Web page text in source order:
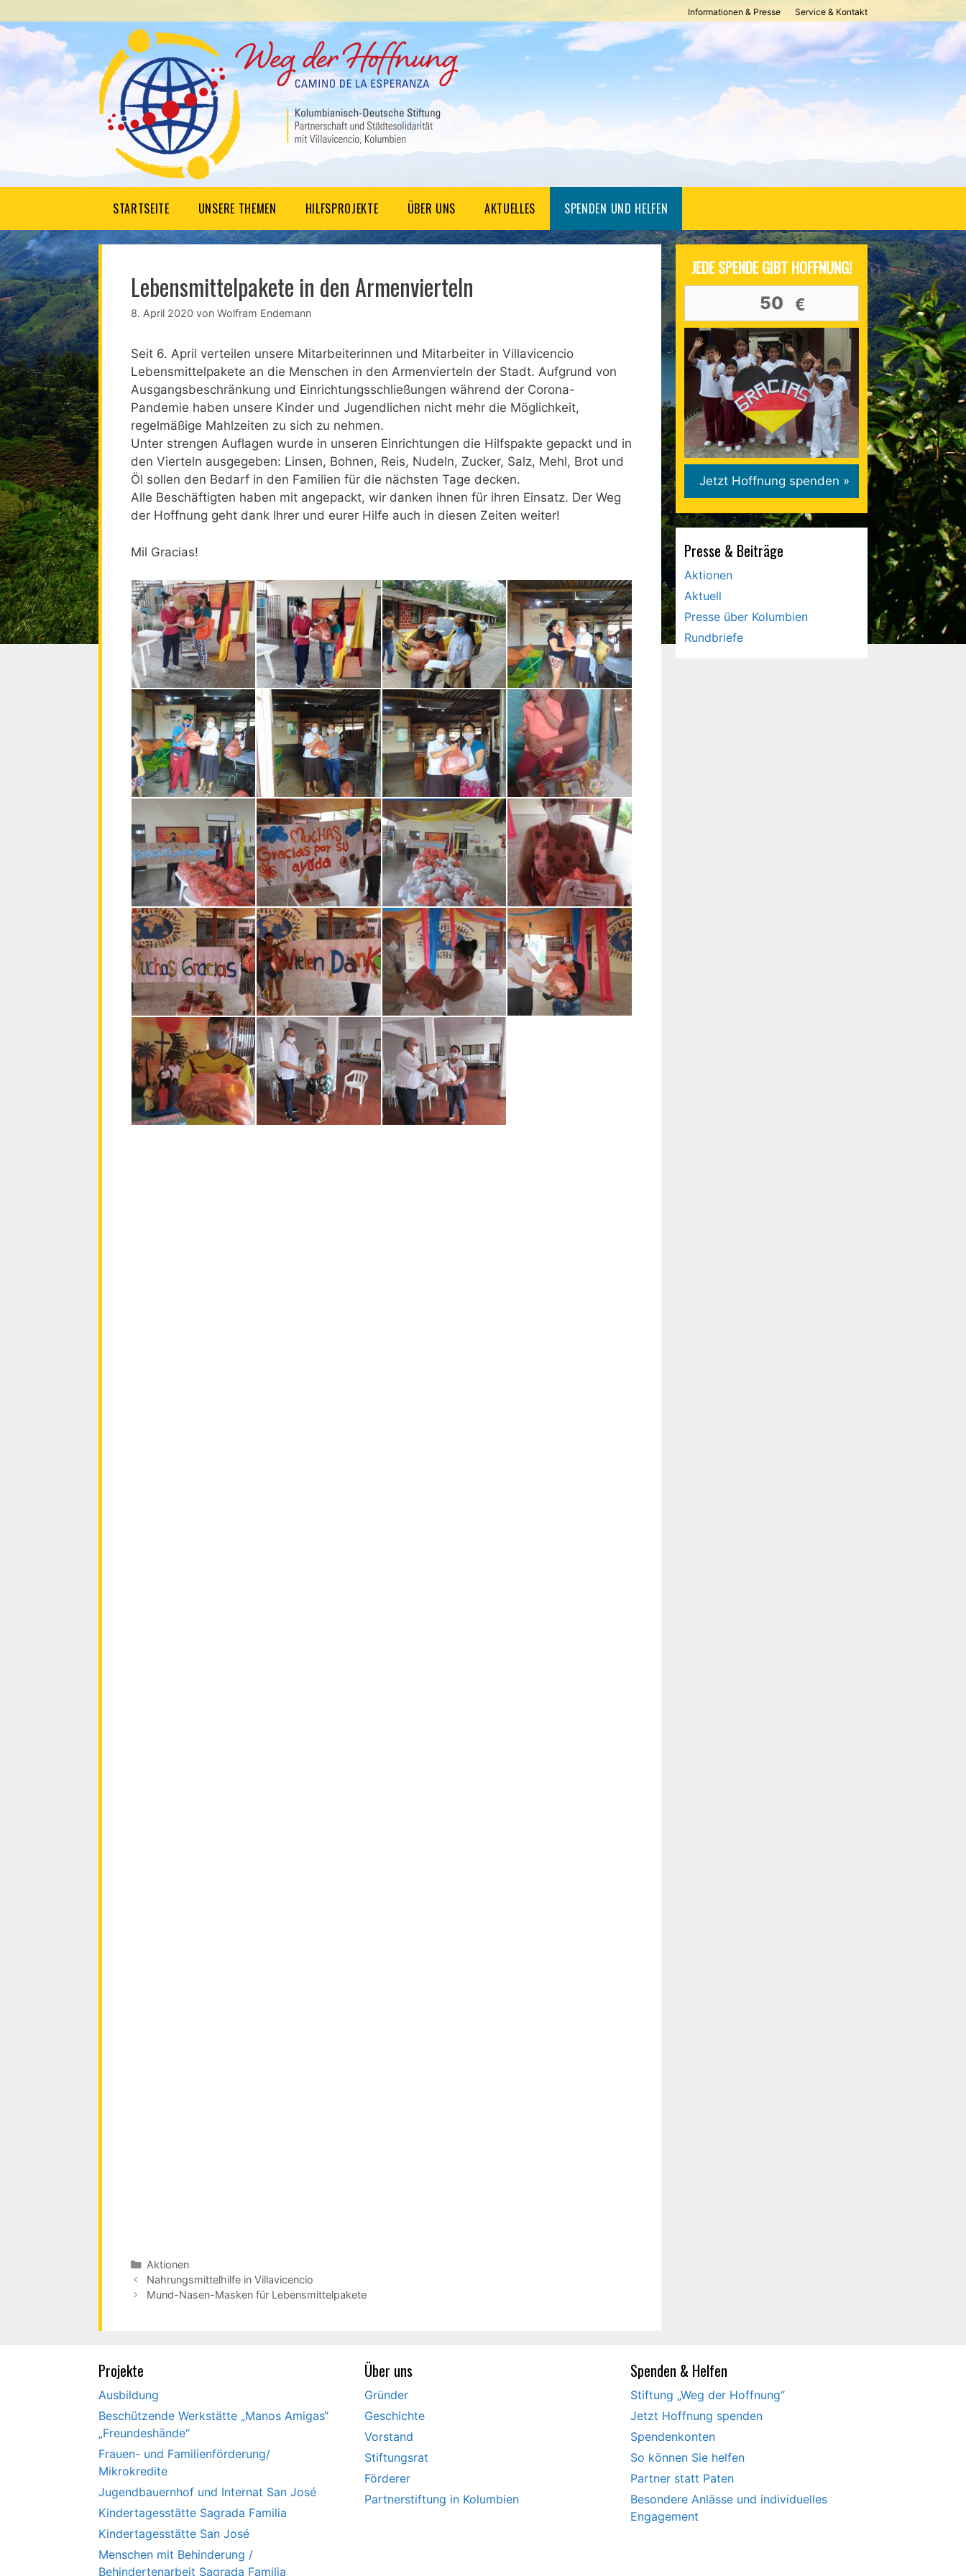
zum
Inhalt
Informationen & Presse Service & Kontakt
STARTSEITE UNSERE THEMEN HILFSPROJEKTE ÜBER UNS AKTUELLES SPENDEN UND HELFEN
Lebensmittelpakete in den Armenvierteln
8. April 2020 von Wolfram Endemann
Seit 6. April verteilen unsere Mitarbeiterinnen und Mitarbeiter in Villavicencio
Lebensmittelpakete an die Menschen in den Armenvierteln der Stadt. Aufgrund von
Ausgangsbeschränkung und Einrichtungsschließungen während der Corona-
Pandemie haben unsere Kinder und Jugendlichen nicht mehr die Möglichkeit,
regelmäßige Mahlzeiten zu sich zu nehmen.
Unter strengen Auflagen wurde in unseren Einrichtungen die Hilfspakte gepackt und in
den Vierteln ausgegeben: Linsen, Bohnen, Reis, Nudeln, Zucker, Salz, Mehl, Brot und
Öl sollen den Bedarf in den Familien für die nächsten Tage decken.
Alle Beschäftigten haben mit angepackt, wir danken ihnen für ihren Einsatz. Der Weg
der Hoffnung geht dank Ihrer und eurer Hilfe auch in diesen Zeiten weiter!
Mil Gracias!
Kategorien
Aktionen
Beitrags-
Navigation
Nahrungsmittelhilfe in Villavicencio
Mund-Nasen-Masken für Lebensmittelpakete
JEDE SPENDE GIBT HOFFNUNG!
Presse & Beiträge
Aktionen
Aktuell
Presse über Kolumbien
Rundbriefe
Projekte
Ausbildung
Beschützende Werkstätte „Manos Amigas“
„Freundeshände“
Frauen- und Familienförderung/
Mikrokredite
Jugendbauernhof und Internat San José
Kindertagesstätte Sagrada Familia
Kindertagesstätte San José
Menschen mit Behinderung /
Behindertenarbeit Sagrada Familia
Über uns
Gründer
Geschichte
Vorstand
Stiftungsrat
Förderer
Partnerstiftung in Kolumbien
Spenden & Helfen
Stiftung „Weg der Hoffnung“
Jetzt Hoffnung spenden
Spendenkonten
So können Sie helfen
Partner statt Paten
Besondere Anlässe und individuelles
Engagement